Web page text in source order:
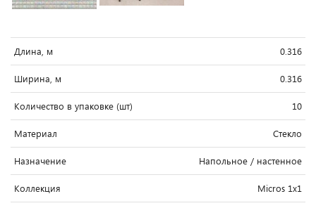
Длина, м 0.316
Ширина, м 0.316
Количество в упаковке (шт) 10
Материал Стекло
Назначение Напольное / настенное
Коллекция Micros 1x1